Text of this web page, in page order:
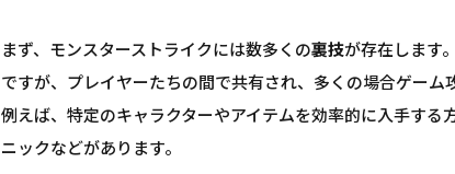
まず、モンスターストライクには数多くの裏技が存在します
ですが、プレイヤーたちの間で共有され、多くの場合ゲーム
例えば、特定のキャラクターやアイテムを効率的に入手する
ニックなどがあります。